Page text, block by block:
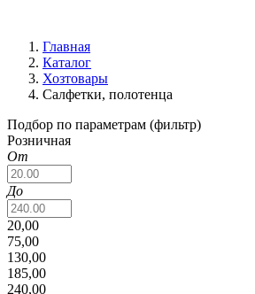
Главная
Каталог
Хозтовары
Салфетки, полотенца
Подбор по параметрам (фильтр)
Розничная
От
До
20,00
75,00
130,00
185,00
240,00